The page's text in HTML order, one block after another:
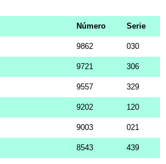
Número Serie
9862 030
9721 306
9557 329
9202 120
9003 021
8543 439